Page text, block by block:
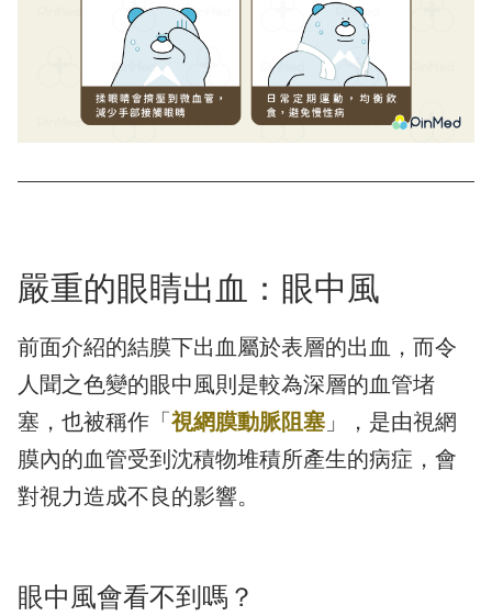
嚴重的眼睛出血：眼中風
前面介紹的結膜下出血屬於表層的出血，而令
人聞之色變的眼中風則是較為深層的血管堵
塞，也被稱作「視網膜動脈阻塞 」，是由視網
膜內的血管受到沈積物堆積所產生的病症，會
對視力造成不良的影響。
眼中風會看不到嗎？